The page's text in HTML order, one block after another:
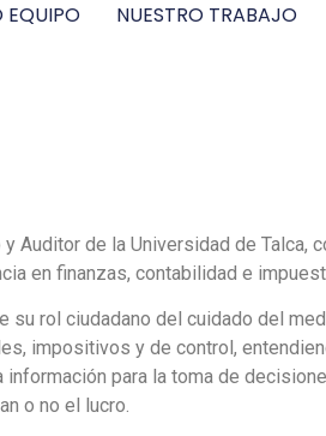
EQUIPO NUESTRO TRABAJO
Auditor de la Universidad de Talca,
en finanzas, contabilidad e
su rol ciudadano del cuidado del
impositivos y de control,
información para la toma de
o no el lucro.